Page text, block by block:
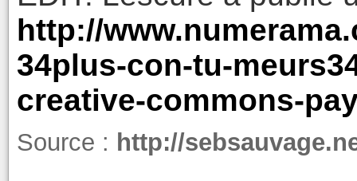
http://
34plus-con-tu-
creative-commons-
Source : http://